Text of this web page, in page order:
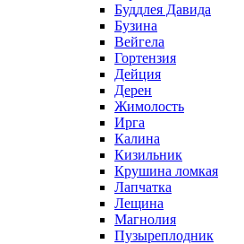
Буддлея Давида
Бузина
Вейгела
Гортензия
Дейция
Дерен
Жимолость
Ирга
Калина
Кизильник
Крушина ломкая
Лапчатка
Лещина
Магнолия
Пузыреплодник